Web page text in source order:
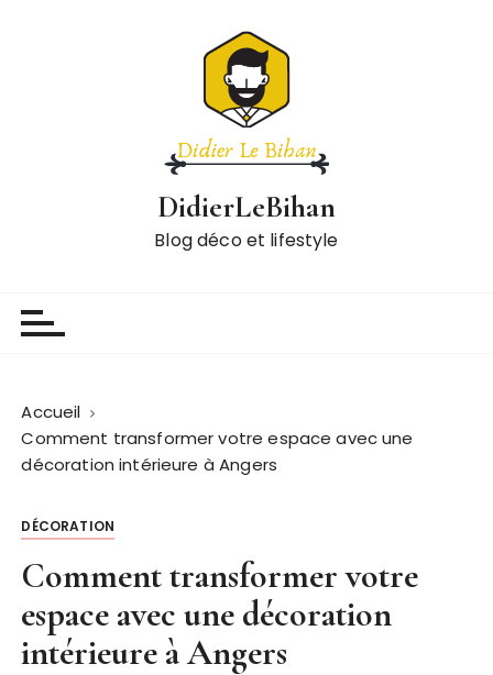
DidierLeBihan
Blog déco et lifestyle
Accueil
Comment transformer votre espace avec une
décoration intérieure à Angers
DÉCORATION
Comment transformer votre
espace avec une décoration
intérieure à Angers